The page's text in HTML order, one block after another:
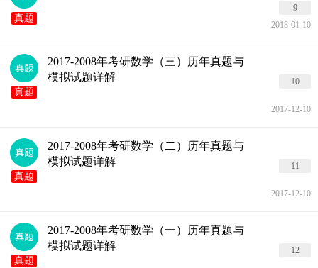
真题
9
2018-01-10
真题
2017-2008年考研数学（三）历年真题与
模拟试题详解
10
2017-12-10
真题
2017-2008年考研数学（二）历年真题与
模拟试题详解
11
2017-12-10
真题
2017-2008年考研数学（一）历年真题与
模拟试题详解
12